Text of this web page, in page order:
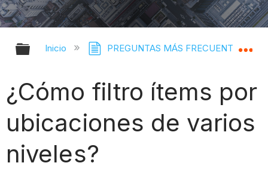
Expandir/contraer jerarquía global
Inicio PREGUNTAS MÁS FRECUENTES
¿Cómo filtro ítems por
ubicaciones de varios
niveles?